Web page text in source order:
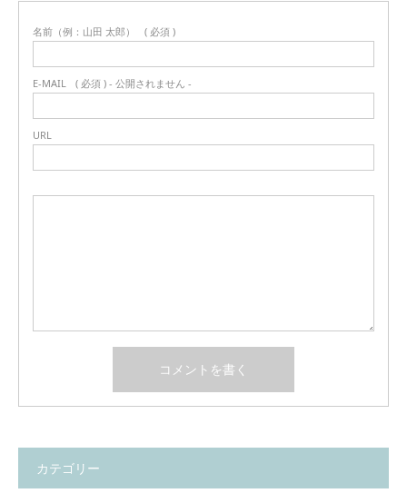
名前（例：山田 太郎） ( 必須 )
E-MAIL ( 必須 ) - 公開されません -
URL
カテゴリー